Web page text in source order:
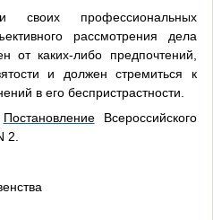
профессиональных
рассмотрения дела
от каких-либо предпочтений,
и должен стремиться к
в его беспристрастности.
ПостановлениеВсероссийского
2.